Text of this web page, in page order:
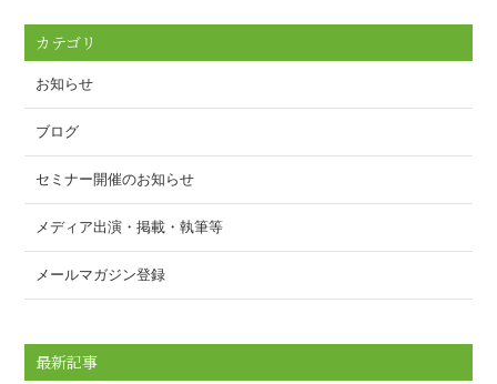
カテゴリ
お知らせ
ブログ
セミナー開催のお知らせ
メディア出演・掲載・執筆等
メールマガジン登録
最新記事